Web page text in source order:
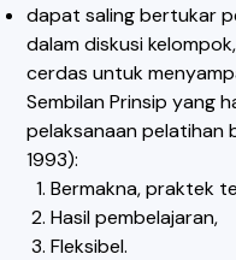
dapat saling bertukar
dalam diskusi
cerdas untuk
Sembilan Prinsip yang
pelaksanaan pelatihan
1993):
Bermakna, praktek
Hasil pembelajaran,
Fleksibel.